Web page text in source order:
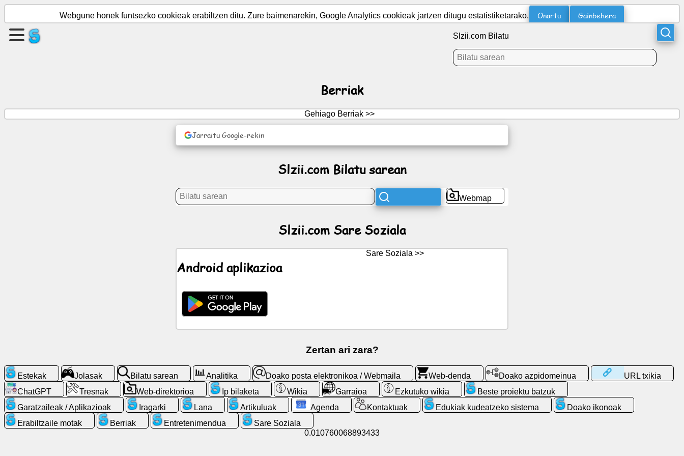
Sortu
Kontaktuak
Jolasak
Bilatu
sarean
Webgune honek funtsezko cookieak erabiltzen ditu. Zure baimenarekin, Google Analytics cookieak jartzen ditugu estatistiketarako. Onartu Gainbehera
Slzii.com Bilatu
Berriak
Gehiago Berriak >>
Jarraitu Google-rekin
Slzii.com Bilatu sarean
Webmap
Slzii.com Sare Soziala
Android aplikazioa
Sare Soziala >>
Zertan ari zara?
Estekak Jolasak Bilatu sarean Analitika Doako posta elektronikoa / Webmaila Web-denda Doako azpidomeinua
URL txikia
ChatGPT
Tresnak Web-direktorioa Ip bilaketa Wikia Garraioa Ezkutuko wikia
Beste proiektu batzuk
Garatzaileak / Aplikazioak
Iragarki Lana Artikuluak Agenda Kontaktuak Edukiak kudeatzeko sistema
Doako ikonoak
Erabiltzaile motak
Berriak Entretenimendua
Sare Soziala
0.010760068893433